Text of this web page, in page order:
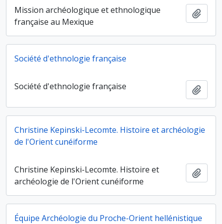
Mission archéologique et ethnologique
française au Mexique
Société d'ethnologie française
Société d'ethnologie française
Christine Kepinski-Lecomte. Histoire et archéologie
de l'Orient cunéiforme
Christine Kepinski-Lecomte. Histoire et
archéologie de l'Orient cunéiforme
Équipe Archéologie du Proche-Orient hellénistique